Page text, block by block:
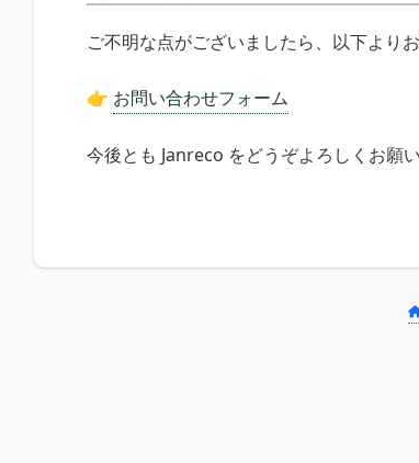
ご不明な点がございましたら、以下より
👉 お問い合わせフォーム
今後とも Janreco をどうぞよろしくお願い